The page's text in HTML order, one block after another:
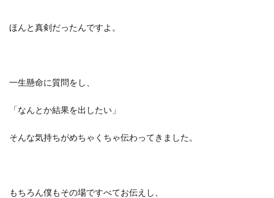
ほんと真剣だったんですよ。
一生懸命に質問をし、
「なんとか結果を出したい」
そんな気持ちがめちゃくちゃ伝わってきました。
もちろん僕もその場ですべてお伝えし、